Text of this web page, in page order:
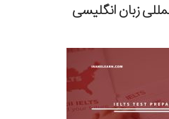
زبان انگلیسی